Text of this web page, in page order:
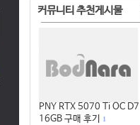
커뮤니티 추천게시물
PNY RTX 5070 Ti OC D7
16GB 구매 후기
1